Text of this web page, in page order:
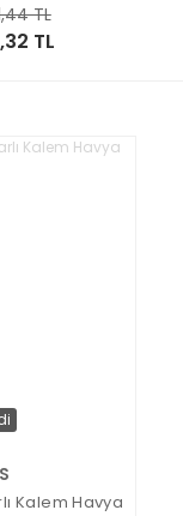
TL
TL
Kalem Havya